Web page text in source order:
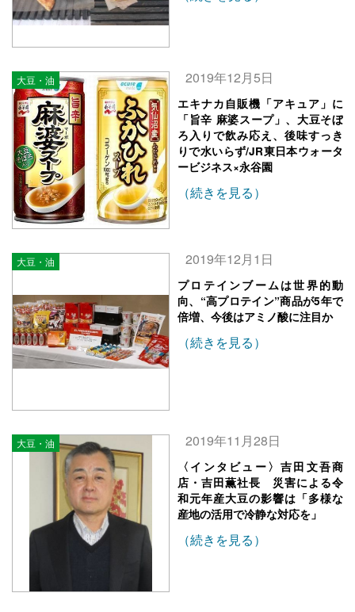
大豆・油 2019年12月5日
エキナカ自販機「アキュア」に
「旨辛 麻婆スープ」、大豆そぼ
ろ入りで飲み応え、後味すっき
りで水いらず/JR東日本ウォータ
ービジネス×永谷園
（続きを見る）
大豆・油 2019年12月1日
プロテインブームは世界的動
向、“高プロテイン”商品が5年で
倍増、今後はアミノ酸に注目か
（続きを見る）
大豆・油 2019年11月28日
〈インタビュー〉吉田文吾商
店・吉田薫社長 災害による令
和元年産大豆の影響は「多様な
産地の活用で冷静な対応を」
（続きを見る）